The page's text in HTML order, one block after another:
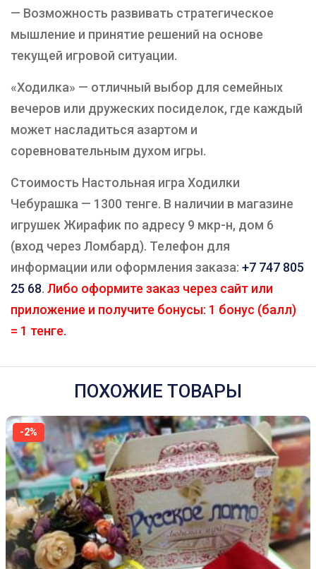
— Возможность развивать стратегическое
мышление и принятие решений на основе
текущей игровой ситуации.
«Ходилка» — отличный выбор для семейных
вечеров или дружеских посиделок, где каждый
может насладиться азартом и
соревновательным духом игры.
Стоимость Настольная игра Ходилки
Чебурашка — 1300 тенге. В наличии в магазине
игрушек Жирафик по адресу 9 мкр-н, дом 6
(вход через Ломбард). Телефон для
информации или оформления заказа: +7 747 805
25 68. Либо оформите заказ через сайт или
приложение и получите бонусы: 1 бонус (балл)
= 1 тенге.
ПОХОЖИЕ ТОВАРЫ
-2%